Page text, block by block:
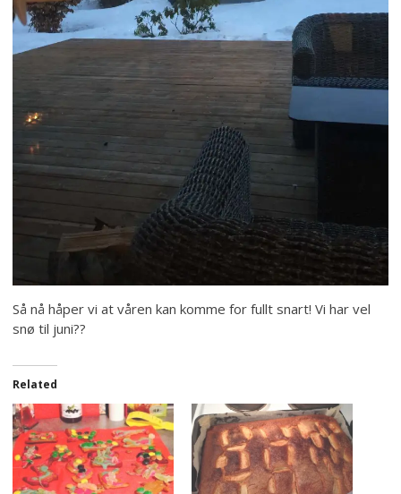
Så nå håper vi at våren kan komme for fullt snart! Vi har vel
snø til juni??
Related